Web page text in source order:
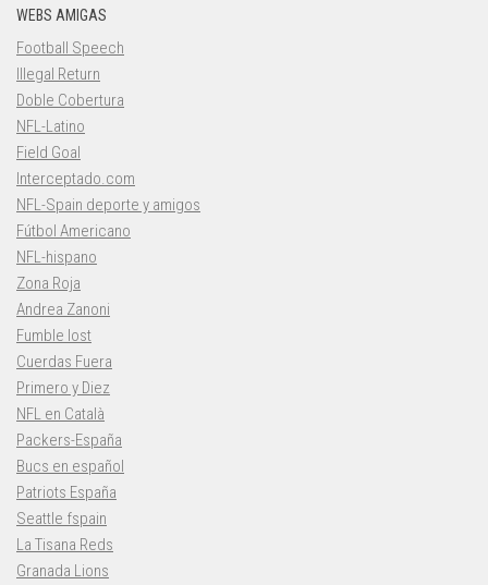
WEBS AMIGAS
Football Speech
Illegal Return
Doble Cobertura
NFL-Latino
Field Goal
Interceptado.com
NFL-Spain deporte y amigos
Fútbol Americano
NFL-hispano
Zona Roja
Andrea Zanoni
Fumble lost
Cuerdas Fuera
Primero y Diez
NFL en Català
Packers-España
Bucs en español
Patriots España
Seattle fspain
La Tisana Reds
Granada Lions